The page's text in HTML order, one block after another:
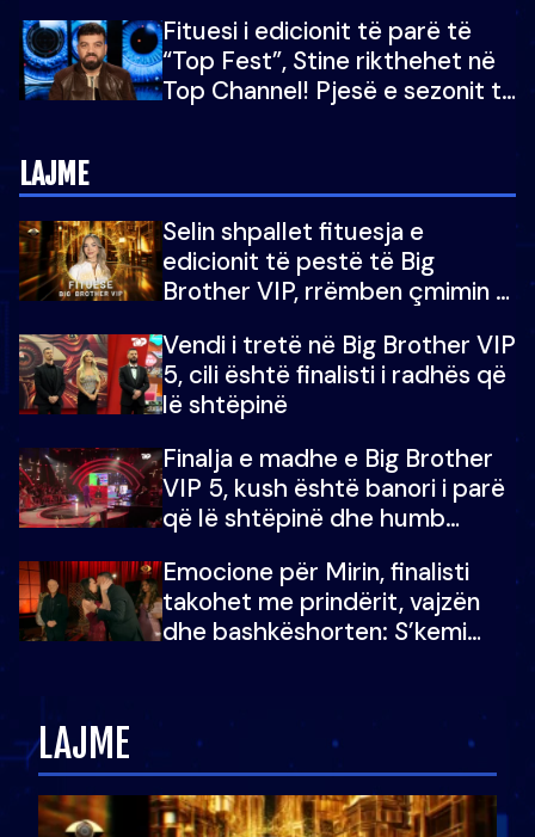
për në fund!
Fituesi i edicionit të parë të
“Top Fest”, Stine rikthehet në
Top Channel! Pjesë e sezonit të
LAJME
Selin shpallet fituesja e
edicionit të pestë të Big
Brother VIP, rrëmben çmimin e
Vendi i tretë në Big Brother VIP
5, cili është finalisti i radhës që
lë shtëpinë
Finalja e madhe e Big Brother
VIP 5, kush është banori i parë
që lë shtëpinë dhe humb
çmimin e madh
Emocione për Mirin, finalisti
takohet me prindërit, vajzën
dhe bashkëshorten: S’kemi
LAJME